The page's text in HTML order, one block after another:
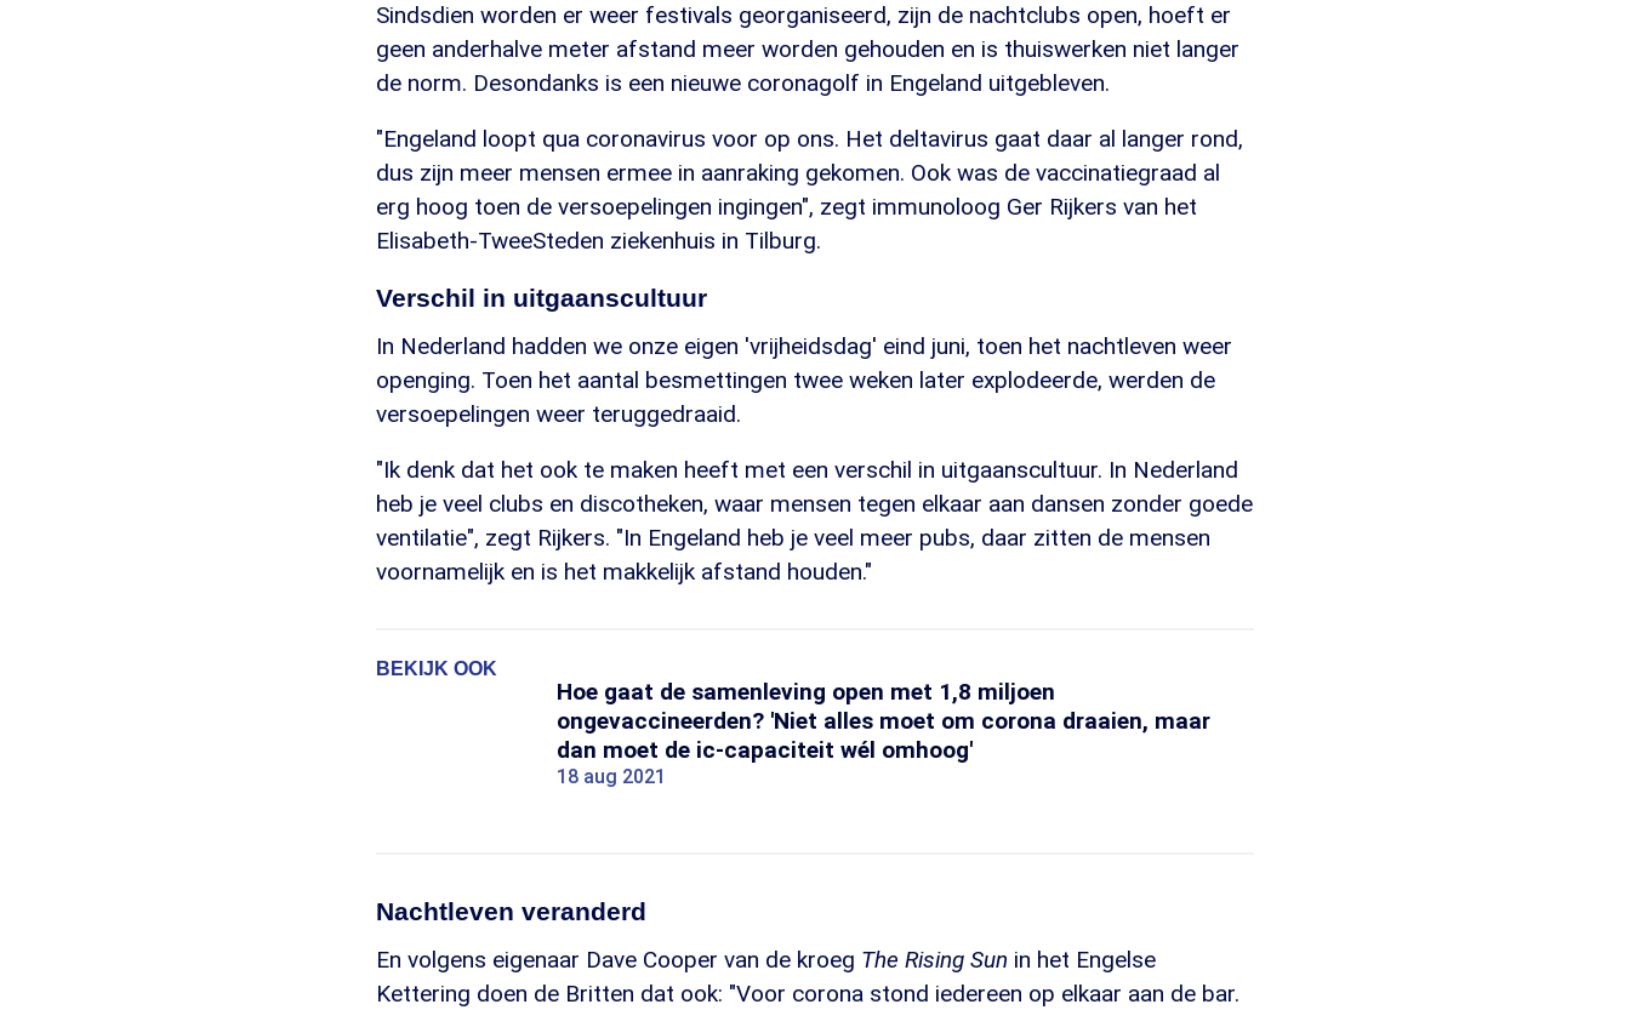
Sindsdien worden er weer festivals georganiseerd, zijn de nachtclubs open, hoeft er
geen anderhalve meter afstand meer worden gehouden en is thuiswerken niet langer
de norm. Desondanks is een nieuwe coronagolf in Engeland uitgebleven.
"Engeland loopt qua coronavirus voor op ons. Het deltavirus gaat daar al langer rond,
dus zijn meer mensen ermee in aanraking gekomen. Ook was de vaccinatiegraad al
erg hoog toen de versoepelingen ingingen", zegt immunoloog Ger Rijkers van het
Elisabeth-TweeSteden ziekenhuis in Tilburg.
Verschil in uitgaanscultuur
In Nederland hadden we onze eigen 'vrijheidsdag' eind juni, toen het nachtleven weer
openging. Toen het aantal besmettingen twee weken later explodeerde, werden de
versoepelingen weer teruggedraaid.
"Ik denk dat het ook te maken heeft met een verschil in uitgaanscultuur. In Nederland
heb je veel clubs en discotheken, waar mensen tegen elkaar aan dansen zonder goede
ventilatie", zegt Rijkers. "In Engeland heb je veel meer pubs, daar zitten de mensen
voornamelijk en is het makkelijk afstand houden."
BEKIJK OOK
Hoe gaat de samenleving open met 1,8 miljoen
ongevaccineerden? 'Niet alles moet om corona draaien, maar
dan moet de ic-capaciteit wél omhoog'
18 aug 2021
Nachtleven veranderd
En volgens eigenaar Dave Cooper van de kroeg The Rising Sun in het Engelse
Kettering doen de Britten dat ook: "Voor corona stond iedereen op elkaar aan de bar.